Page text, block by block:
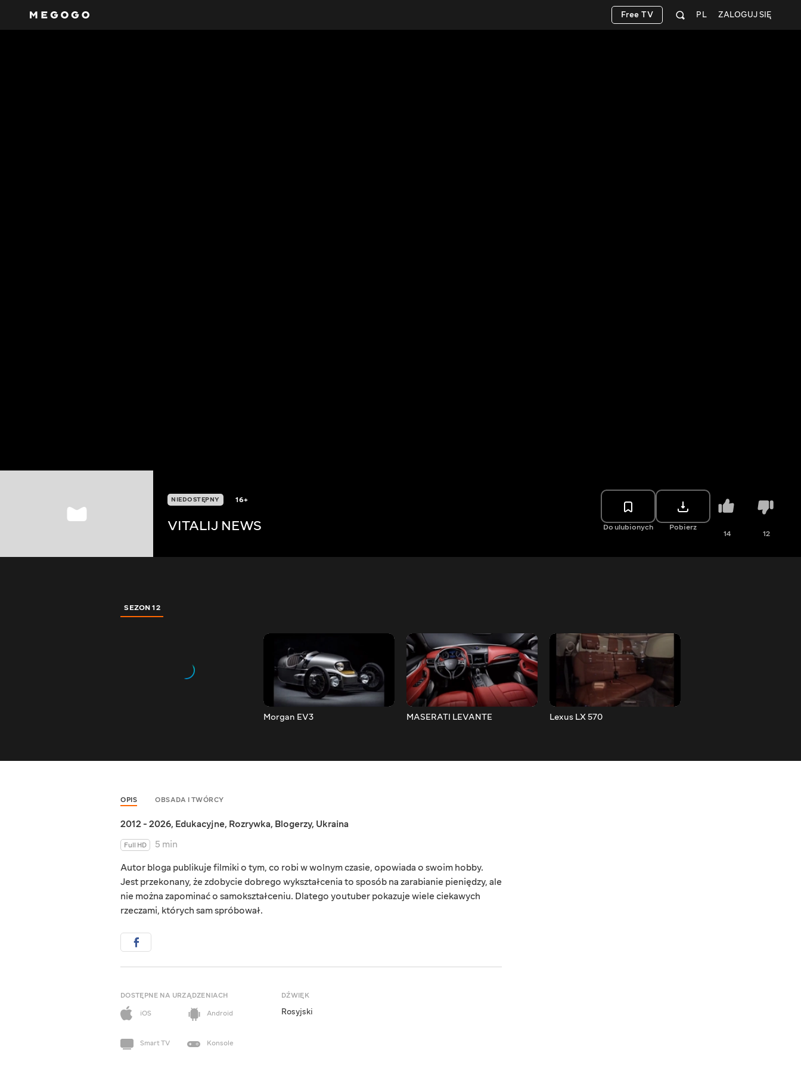
ZALOGUJ SIĘ
PL
Free TV
NIEDOSTĘPNY 16+
VITALIJ NEWS Do ulubionych Pobierz
14 12
SEZON 12
Morgan EV3 MASERATI LEVANTE Lexus LX 570
OPIS OBSADA I TWÓRCY
2012 - 2026, Edukacyjne, Rozrywka, Blogerzy, Ukraina
Full HD
5 min
Autor bloga publikuje filmiki o tym, co robi w wolnym czasie, opowiada o swoim hobby.
Jest przekonany, że zdobycie dobrego wykształcenia to sposób na zarabianie pieniędzy, ale
nie można zapominać o samokształceniu. Dlatego youtuber pokazuje wiele ciekawych
rzeczami, których sam spróbował.
DOSTĘPNE NA URZĄDZENIACH
iOS
Android
Smart TV Konsole
DŹWIĘK
Rosyjski